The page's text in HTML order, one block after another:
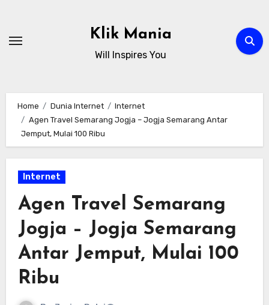
content
Klik Mania
Will Inspires You
Home Dunia Internet
Internet
Agen Travel Semarang Jogja – Jogja Semarang Antar
Jemput, Mulai 100 Ribu
Internet
Agen Travel Semarang
Jogja – Jogja Semarang
Antar Jemput, Mulai 100
Ribu